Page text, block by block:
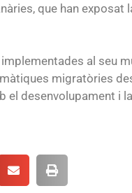
que han exposat
al seu
migratòries
desenvolupament i